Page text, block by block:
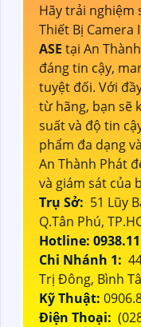
Hãy trải nghiệm
Thiết Bị Camera
ASE tại An
đáng tin cậy,
tuyệt đối. Với
từ hãng, bạn sẽ
suất và độ tin
phẩm đa dạng
An Thành Phát
và giám sát của
Trụ Sở: 51 Lũy
Q.Tân Phú,
Hotline:
Chi Nhánh 1:
Trị Đông, Bình
Kỹ Thuật:
Điện Thoại: